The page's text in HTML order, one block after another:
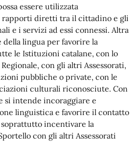
essere utilizzata
rapporti diretti tra il cittadino e gli
e i servizi ad essi connessi. Altra
lingua per favorire la
le Istituzioni catalane, con lo
con gli altri Assessorati,
pubbliche o private, con le
culturali riconosciute. Con
si intende incoraggiare e
linguistica e favorire il contatto
incentivare la
con gli altri Assessorati